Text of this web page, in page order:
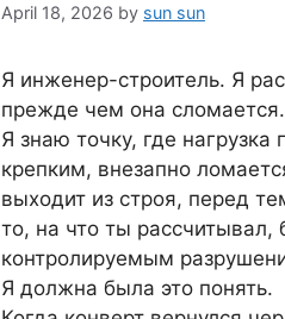
April 18, 2026 by sun sun
Я инженер-строитель. Я
прежде чем она сломается.
Я знаю точку, где
крепким, внезапно
выходит из строя, перед
то, на что ты
контролируемым
Я должна была это понять.